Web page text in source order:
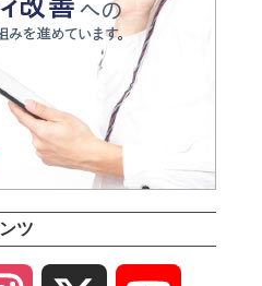
ツ